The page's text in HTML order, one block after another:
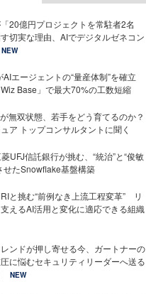
20億円プロジェクトを常駐者2名
切実な理由、AIでデジタルゼネコン
NEW
AIエージェントの“量産体制”を確立
Base」で最大70%の工数短縮
無双状態、若手をどう育てるのか？
ア トップコンサルタントに聞く
UFJ信託銀行が挑む、“統治”と“俊敏
せたSnowflake基盤構築
と挑む“前例なき上流工程変革” リ
えるAI活用と変化に適応できる組織
ンドが押し寄せる今、ガートナーの
に悩むセキュリティリーダーへ送る
NEW